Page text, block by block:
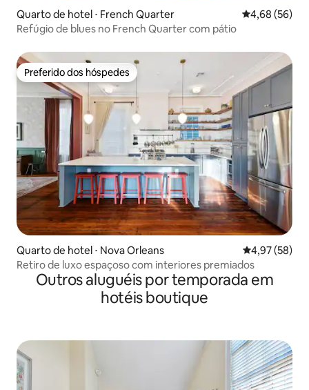
Quarto de hotel ⋅ French Quarter 4,68 de uma
4,68 (56)
Refúgio de blues no French Quarter com pátio
Preferido dos hóspedes
Preferido dos hóspedes
Quarto de hotel ⋅ Nova Orleans 4,97 de uma
4,97 (58)
Retiro de luxo espaçoso com interiores premiados
Outros aluguéis por temporada em
hotéis boutique